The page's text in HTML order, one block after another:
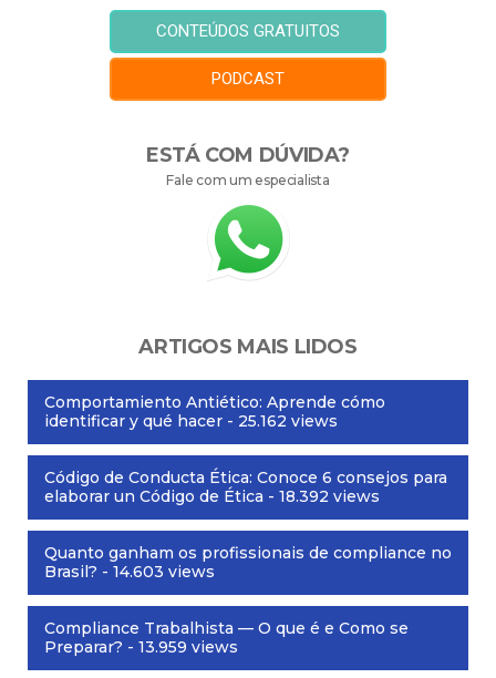
CONTEÚDOS GRATUITOS
PODCAST
ESTÁ COM DÚVIDA?
Fale com um especialista
ARTIGOS MAIS LIDOS
Comportamiento Antiético: Aprende cómo
identificar y qué hacer - 25.162 views
Código de Conducta Ética: Conoce 6 consejos para
elaborar un Código de Ética - 18.392 views
Quanto ganham os profissionais de compliance no
Brasil? - 14.603 views
Compliance Trabalhista — O que é e Como se
Preparar? - 13.959 views